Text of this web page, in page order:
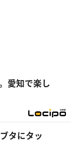
愛知で楽し
タにタッ